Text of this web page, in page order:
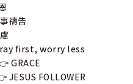
禱告
first, worry less
GRACE
JESUS FOLLOWER